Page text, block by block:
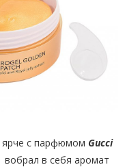
ярче с парфюмом Gucci
в себя аромат